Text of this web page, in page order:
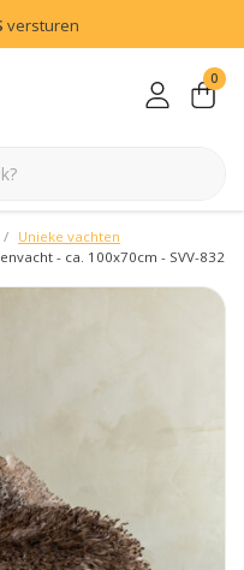
versturen
0
Unieke vachten
- ca. 100x70cm - SVV-832